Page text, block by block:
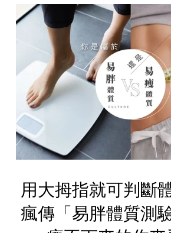
用大拇指就可判斷
瘋傳「易胖體質測